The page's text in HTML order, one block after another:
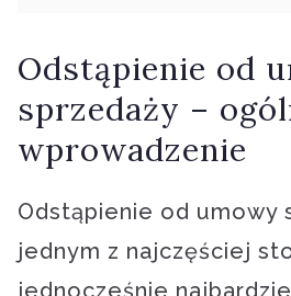
Odstąpienie od
sprzedaży –
wprowadzenie
Odstąpienie od umowy
jednym z najczęściej
jednocześnie